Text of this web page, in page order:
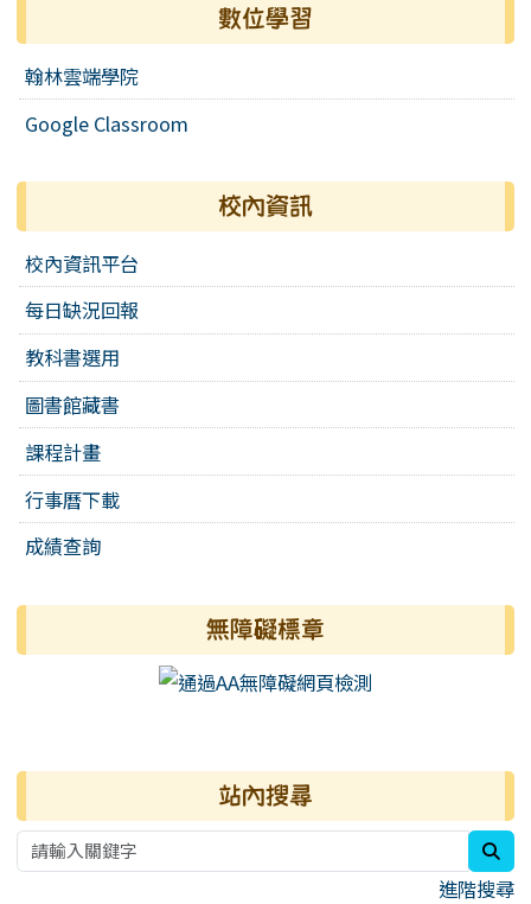
數位學習
翰林雲端學院
Google Classroom
校內資訊
校內資訊平台
每日缺況回報
教科書選用
圖書館藏書
課程計畫
行事曆下載
成績查詢
無障礙標章
右邊區域內容 站內搜尋
進階搜尋